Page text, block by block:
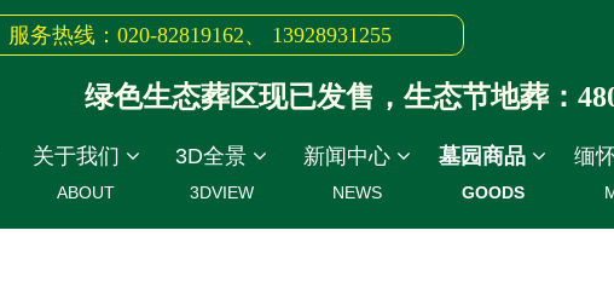
关于我们
ABOUT
3D全景
3DVIEW
新闻中心
NEWS
墓园商品
GOODS
缅
服务热线：020-82819162、 13928931255
绿色生态葬区现已发售，生态节地葬：